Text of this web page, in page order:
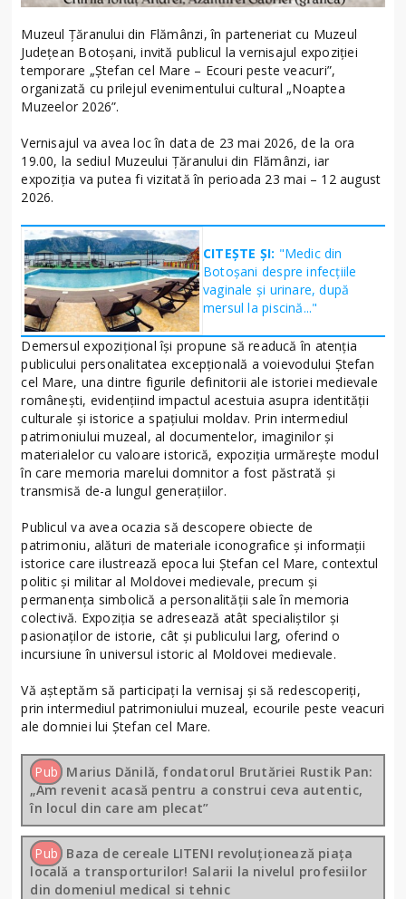
Muzeul Țăranului din Flămânzi, în parteneriat cu Muzeul
Județean Botoșani, invită publicul la vernisajul expoziției
temporare „Ștefan cel Mare – Ecouri peste veacuri”,
organizată cu prilejul evenimentului cultural „Noaptea
Muzeelor 2026”.
Vernisajul va avea loc în data de 23 mai 2026, de la ora
19.00, la sediul Muzeului Țăranului din Flămânzi, iar
expoziția va putea fi vizitată în perioada 23 mai – 12 august
2026.
CITEȘTE ȘI: "Medic din
Botoșani despre infecțiile
vaginale și urinare, după
mersul la piscină..."
Demersul expozițional își propune să readucă în atenția
publicului personalitatea excepțională a voievodului Ștefan
cel Mare, una dintre figurile definitorii ale istoriei medievale
românești, evidențiind impactul acestuia asupra identității
culturale și istorice a spațiului moldav. Prin intermediul
patrimoniului muzeal, al documentelor, imaginilor și
materialelor cu valoare istorică, expoziția urmărește modul
în care memoria marelui domnitor a fost păstrată și
transmisă de-a lungul generațiilor.
Publicul va avea ocazia să descopere obiecte de
patrimoniu, alături de materiale iconografice și informații
istorice care ilustrează epoca lui Ștefan cel Mare, contextul
politic și militar al Moldovei medievale, precum și
permanența simbolică a personalității sale în memoria
colectivă. Expoziția se adresează atât specialiștilor și
pasionaților de istorie, cât și publicului larg, oferind o
incursiune în universul istoric al Moldovei medievale.
Vă așteptăm să participați la vernisaj și să redescoperiți,
prin intermediul patrimoniului muzeal, ecourile peste veacuri
ale domniei lui Ștefan cel Mare.
Pub Marius Dănilă, fondatorul Brutăriei Rustik Pan:
„Am revenit acasă pentru a construi ceva autentic,
în locul din care am plecat”
Pub Baza de cereale LITENI revoluționează piața
locală a transporturilor! Salarii la nivelul profesiilor
din domeniul medical si tehnic